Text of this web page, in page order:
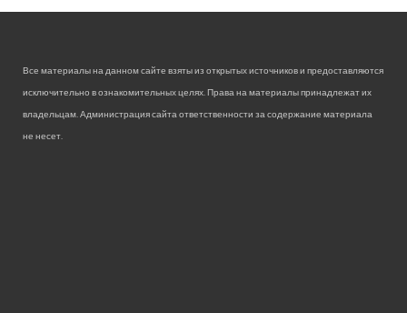
Все материалы на данном сайте взяты из открытых источников и предоставляются
исключительно в ознакомительных целях. Права на материалы принадлежат их
владельцам. Администрация сайта ответственности за содержание материала
не несет.